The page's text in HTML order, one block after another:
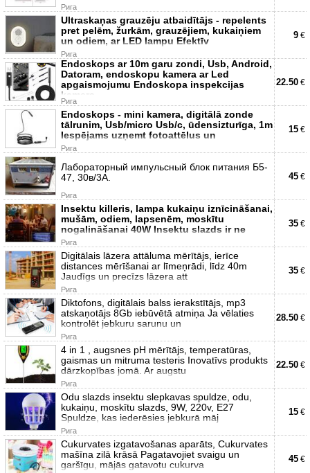
Рига
Ultraskaņas grauzēju atbaidītājs - repelents
pret pelēm, žurkām, grauzējiem, kukaiņiem
un odiem, ar LED lampu Efektīv
Рига
9 €
Endoskops ar 10m garu zondi, Usb, Android,
Datoram, endoskopu kamera ar Led
apgaismojumu Endoskopa inspekcijas
kamera
Рига
22.50 €
Endoskops - mini kamera, digitālā zonde
tālrunim, Usb/micro Usb/c, ūdensizturīga, 1m
Iespējams uzņemt fotoattēlus un
Рига
15 €
Лабораторный импульсный блок питания Б5-
47, 30в/3А.
Рига
45 €
Insektu killeris, lampa kukaiņu iznīcināšanai,
mušām, odiem, lapsenēm, moskītu
nogalināšanai 40W Insektu slazds ir ne
Рига
35 €
Digitālais lāzera attāluma mērītājs, ierīce
distances mērīšanai ar līmeņrādi, līdz 40m
Jaudīgs un precīzs lāzera att
Рига
35 €
Diktofons, digitālais balss ierakstītājs, mp3
atskaņotājs 8Gb iebūvētā atmiņa Ja vēlaties
kontrolēt jebkuru sarunu un
Рига
28.50 €
4 in 1 , augsnes pH mērītājs, temperatūras,
gaismas un mitruma testeris Inovatīvs produkts
dārzkopības jomā. Ar augstu
Рига
22.50 €
Odu slazds insektu slepkavas spuldze, odu,
kukaiņu, moskītu slazds, 9W, 220v, E27
Spuldze, kas iederēsies jebkurā māj
Рига
15 €
Cukurvates izgatavošanas aparāts, Cukurvates
mašīna zilā krāsā Pagatavojiet svaigu un
garšīgu, mājās gatavotu cukurva
45 €